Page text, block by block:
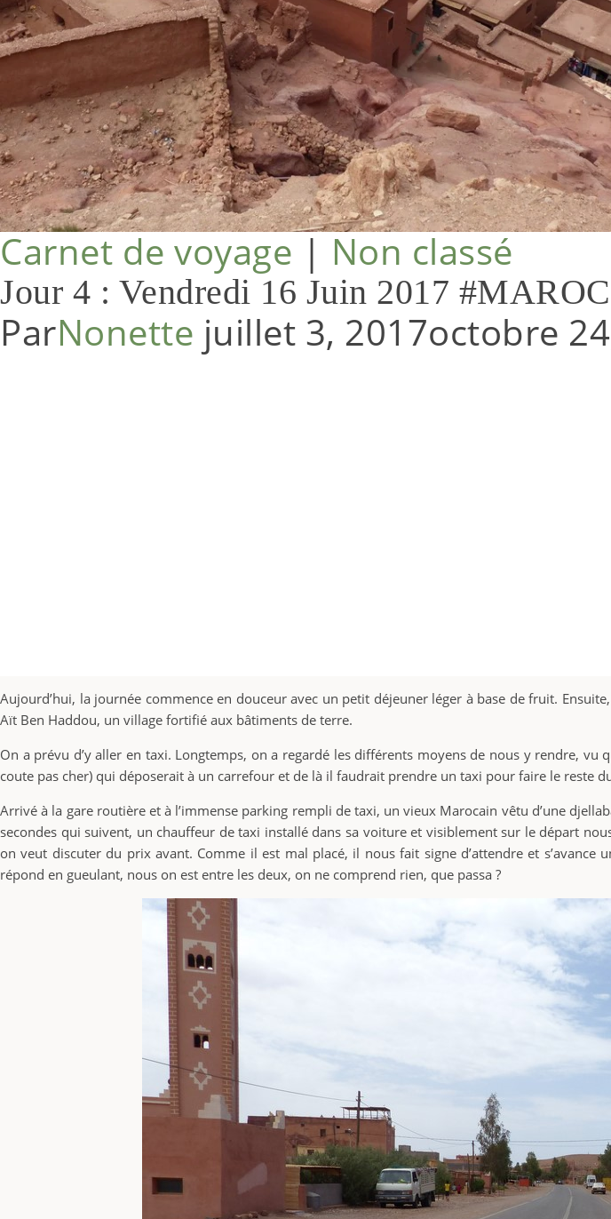
Carnet de voyage | Non classé
Jour 4 : Vendredi 16 Juin 2017 #MAROC
ParNonette juillet 3, 2017octobre
Aujourd’hui, la journée commence en douceur avec un petit déjeuner léger à base de fruit.
Aït Ben Haddou, un village fortifié aux bâtiments de terre.
On a prévu d’y aller en taxi. Longtemps, on a regardé les différents moyens de nous y rendre,
coute pas cher) qui déposerait à un carrefour et de là il faudrait prendre un taxi pour faire le reste
Arrivé à la gare routière et à l’immense parking rempli de taxi, un vieux Marocain vêtu d’une
secondes qui suivent, un chauffeur de taxi installé dans sa voiture et visiblement sur le départ
on veut discuter du prix avant. Comme il est mal placé, il nous fait signe d’attendre et
répond en gueulant, nous on est entre les deux, on ne comprend rien, que passa ?